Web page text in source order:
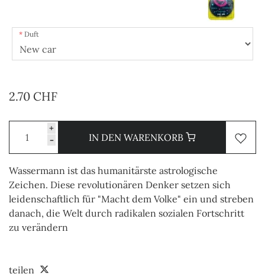
Duft
2.70 CHF
+
-
IN DEN WARENKORB
Wassermann ist das humanitärste astrologische
Zeichen. Diese revolutionären Denker setzen sich
leidenschaftlich für "Macht dem Volke" ein und streben
danach, die Welt durch radikalen sozialen Fortschritt
zu verändern
teilen